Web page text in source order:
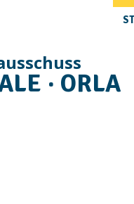
· ORLA